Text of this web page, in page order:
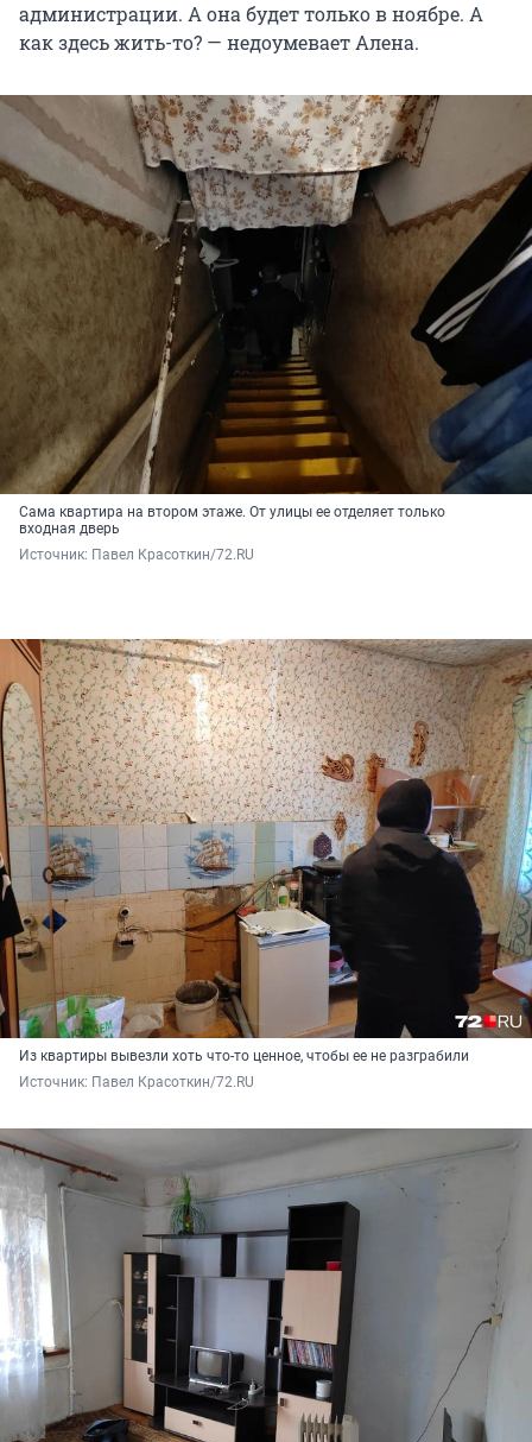
администрации. А она будет только в ноябре. А
как здесь жить-то? — недоумевает Алена.
Сама квартира на втором этаже. От улицы ее отделяет только
входная дверь
Источник: Павел Красоткин/72.RU
Из квартиры вывезли хоть что-то ценное, чтобы ее не разграбили
Источник: Павел Красоткин/72.RU